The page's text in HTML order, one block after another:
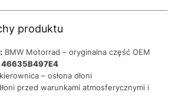
produktu
BMW Motorrad – oryginalna część OEM
46635B497E4
kierownica – osłona dłoni
przed warunkami atmosferycznymi i